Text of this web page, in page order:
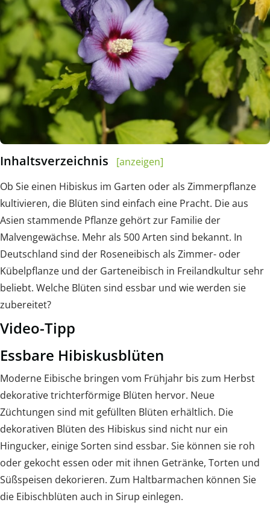
Inhaltsverzeichnis
[anzeigen]
Ob Sie einen Hibiskus im Garten oder als Zimmerpflanze
kultivieren, die Blüten sind einfach eine Pracht. Die aus
Asien stammende Pflanze gehört zur Familie der
Malvengewächse. Mehr als 500 Arten sind bekannt. In
Deutschland sind der Roseneibisch als Zimmer- oder
Kübelpflanze und der Garteneibisch in Freilandkultur sehr
beliebt. Welche Blüten sind essbar und wie werden sie
zubereitet?
Video-Tipp
Essbare Hibiskusblüten
Moderne Eibische bringen vom Frühjahr bis zum Herbst
dekorative trichterförmige Blüten hervor. Neue
Züchtungen sind mit gefüllten Blüten erhältlich. Die
dekorativen Blüten des Hibiskus sind nicht nur ein
Hingucker, einige Sorten sind essbar. Sie können sie roh
oder gekocht essen oder mit ihnen Getränke, Torten und
Süßspeisen dekorieren. Zum Haltbarmachen können Sie
die Eibischblüten auch in Sirup einlegen.